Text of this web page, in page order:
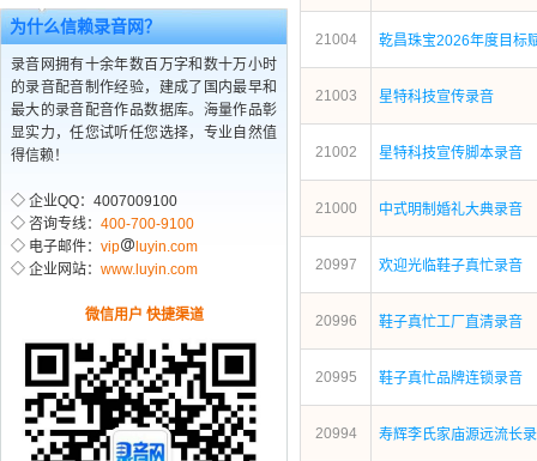
为什么信赖录音网？
录音网拥有十余年数百万字和数十万小时
的录音配音制作经验，建成了国内最早和
最大的录音配音作品数据库。海量作品彰
显实力，任您试听任您选择，专业自然值
得信赖！
◇ 企业QQ：4007009100
◇ 咨询专线： 400-700-9100
◇ 电子邮件： vip
luyin.com
◇ 企业网站： www.luyin.com
微信用户 快捷渠道
21004 乾昌珠宝2026年度目标
21003 星特科技宣传录音
21002 星特科技宣传脚本录音
21000 中式明制婚礼大典录音
20997 欢迎光临鞋子真忙录音
20996 鞋子真忙工厂直清录音
20995 鞋子真忙品牌连锁录音
20994 寿辉李氏家庙源远流长